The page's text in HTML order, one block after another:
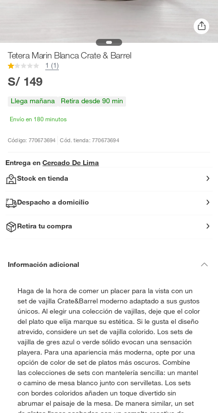
Tetera Marin Blanca Crate & Barrel
1 (1)
S/ 149
Llega mañana Retira desde 90 min
Envío en 180 minutos
Código: 770673694 Cód. tienda: 770673694
Entrega en Cercado De Lima
Stock en tienda
Despacho a domicilio
Retira tu compra
Información adicional
Haga de la hora de comer un placer para la vista con un
set de vajilla Crate&Barrel moderno adaptado a sus gustos
únicos. Al elegir una colección de vajillas, deje que el color
del plato que elija marque su estética. Si le gusta el diseño
atrevido, considere un set de vajilla colorido. Los sets de
vajilla de gres azul o verde sólido evocan una sensación
playera. Para una apariencia más moderna, opte por una
opción de color de set de platos más oscuros. Combíne
las colecciones de sets con mantelería sencilla: un mantel
o camino de mesa blanco junto con servilletas. Los sets
con bordes coloridos añaden un toque divertido sin
abrumar el paisaje de la mesa. De manera similar, un set